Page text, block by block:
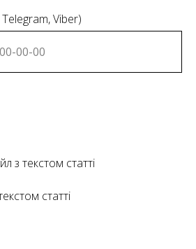
Viber)
з текстом статті
статті